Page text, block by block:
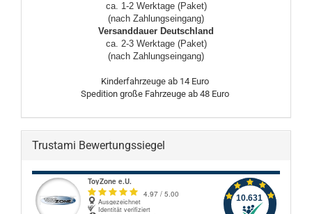
ca. 1-2 Werktage (Paket)
(nach Zahlungseingang)
Versanddauer Deutschland
ca. 2-3 Werktage (Paket)
(nach Zahlungseingang)
Kinderfahrzeuge ab 14 Euro
Spedition große Fahrzeuge ab 48 Euro
Trustami Bewertungssiegel